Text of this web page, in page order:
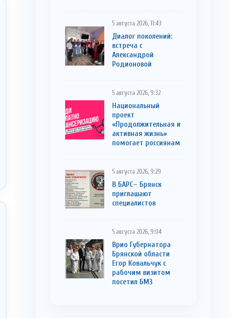
5 августа 2026, 11:43
Диалог поколений:
встреча с
Александрой
Родионовой
5 августа 2026, 9:32
Национальный
проект
«Продолжительная и
активная жизнь»
помогает россиянам
5 августа 2026, 9:29
В БАРС– Брянcк
приглaшают
cпециaлистoв
5 августа 2026, 9:04
Врио Губернатора
Брянской области
Егор Ковальчук с
рабочим визитом
посетил БМЗ